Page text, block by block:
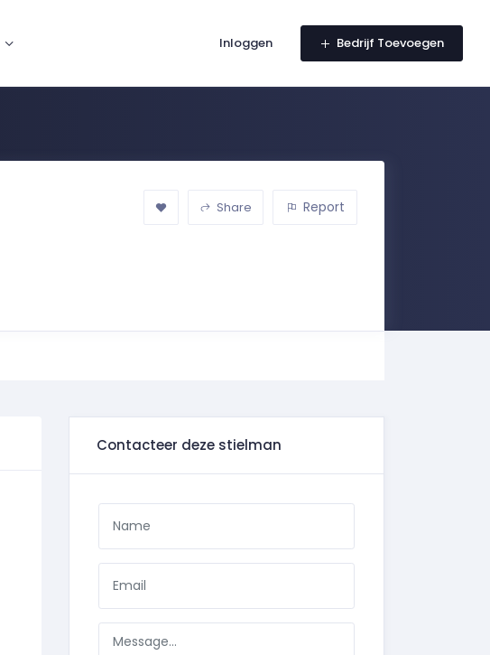
Inloggen Bedrijf Toevoegen
Share Report
Contacteer deze stielman